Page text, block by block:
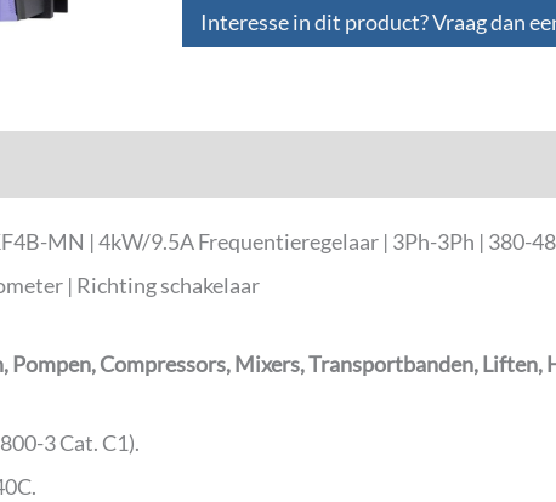
Interesse in dit product? Vraag dan
MN | 4kW/9.5A Frequentieregelaar | 3Ph-3Ph | 380-
| Richting schakelaar
Compressors, Mixers, Transportbanden,
3 Cat. C1).